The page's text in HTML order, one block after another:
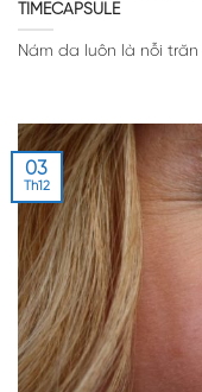
TIMECAPSULE
Nám da luôn là nỗi
03
Th12